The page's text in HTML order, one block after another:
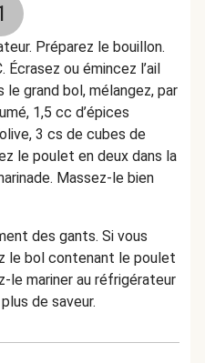
Préparez le bouillon.
ou émincez l’ail
le grand bol, mélangez, par
1,5 cc d’épices
3 cs de cubes de
le poulet en deux dans la
Massez-le bien
des gants. Si vous
le bol contenant le poulet
le mariner au réfrigérateur
de saveur.